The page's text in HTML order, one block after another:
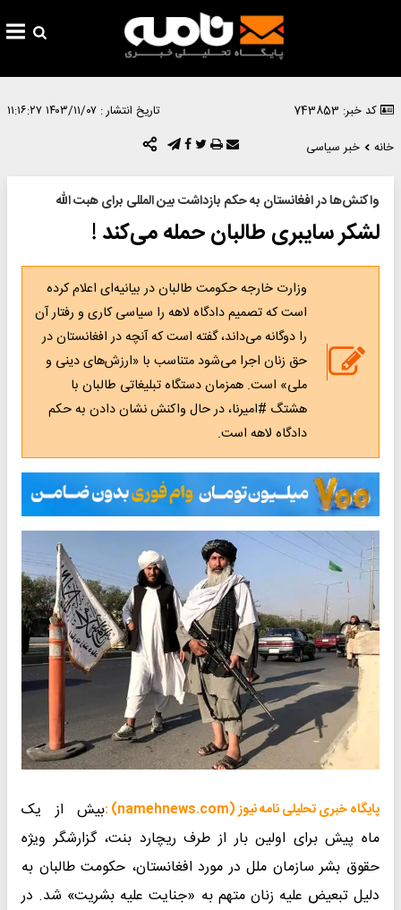
کد خبر: 743853 تاریخ انتشار : ۱۴۰۳/۱۱/۰۷ ۱۱:۱۶:۲۷
خانه
خبر سیاسی
واکنش‌ها در افغانستان به حکم بازداشت بین المللی برای هبت الله
لشکر سایبری طالبان حمله می‌کند !
وزارت خارجه حکومت طالبان در بیانیه‌ای اعلام کرده
است که تصمیم دادگاه لاهه را سیاسی کاری و رفتار آن
را دوگانه می‌داند، گفته است که آنچه در افغانستان در
حق زنان اجرا می‌شود متناسب با «ارزش‌های دینی و
ملی» است. همزمان دستگاه تبلیغاتی طالبان با
هشتگ #امیرنا، در حال واکنش نشان دادن به حکم
دادگاه لاهه است.
پایگاه خبری تحلیلی نامه نیوز (namehnews.com) :
بیش از یک
ماه پیش برای اولین بار از طرف ریچارد بنت، گزارشگر ویژه
حقوق بشر سازمان ملل در مورد افغانستان، حکومت طالبان به
دلیل تبعیض علیه زنان متهم به «جنایت علیه بشریت» شد. در